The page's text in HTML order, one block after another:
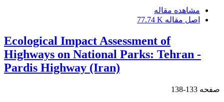
مشاهده مقاله
اصل مقاله 77.74 K
Ecological Impact Assessment of
Highways on National Parks: Tehran -
Pardis Highway (Iran)
صفحه 133-138